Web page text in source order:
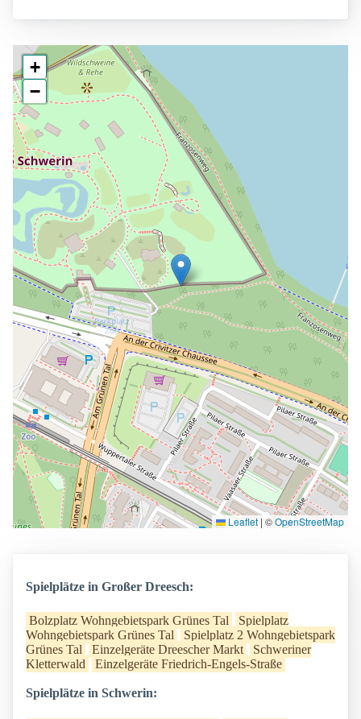
+
−
Leaflet | ©OpenStreetMap
Spielplätze in Großer Dreesch:
Bolzplatz Wohngebietspark Grünes Tal
Spielplatz
Wohngebietspark Grünes Tal
Spielplatz 2 Wohngebietspark
Grünes Tal
Einzelgeräte Dreescher Markt
Schweriner
Kletterwald
Einzelgeräte Friedrich-Engels-Straße
Spielplätze in Schwerin: